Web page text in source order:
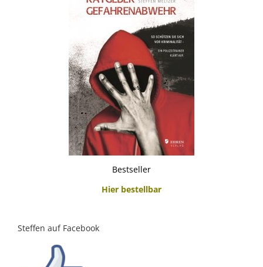
Bestseller
Hier bestellbar
Steffen auf Facebook